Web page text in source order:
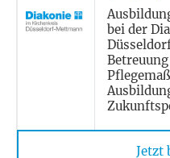
bei der
Jetzt